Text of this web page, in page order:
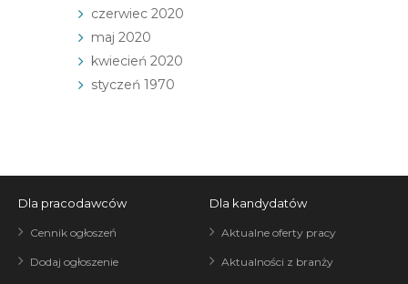
czerwiec 2020
maj 2020
kwiecień 2020
styczeń 1970
Dla pracodawców
Cennik ogłoszeń
Dodaj ogłoszenie
Dla kandydatów
Aktualne oferty pracy
Aktualności z branży